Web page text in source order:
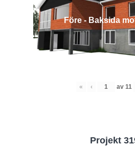
Före - Baksida
« ‹ av 11
Projekt